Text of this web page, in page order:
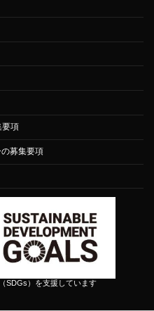
要項
募集要項
SDGs）を支援しています